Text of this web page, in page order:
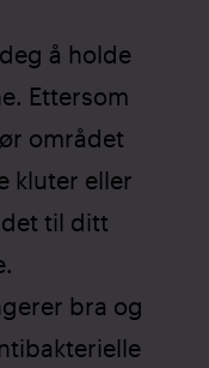
å holde
Ettersom
området
kluter eller
til ditt
bra og